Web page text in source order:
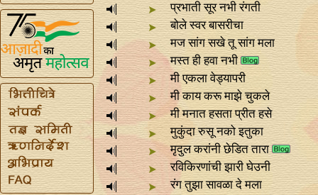
प्रभाती सूर नभी रंगती
बोले स्वर बासरीचा
मज सांग सखे तू सांग मला
मस्त ही हवा नभी
मी एकला वेड्यापरी
मी काय करू माझे चुकले
मी मनात हसता प्रीत हसे
मुकुंदा रुसू नको इतुका
मृदुल करांनी छेडित तारा
रविकिरणांची झारी घेउनी
रंग तुझा सावळा दे मला